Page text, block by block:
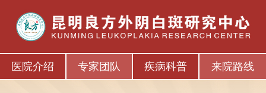
医院介绍 专家团队 疾病科普 来院路线